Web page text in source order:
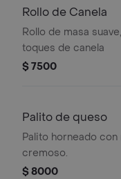
Rollo de Canela
Rollo de masa
toques de canela
$ 7500
Palito de queso
Palito horneado
cremoso.
$ 8000